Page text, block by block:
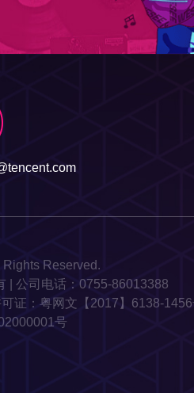
Reserved.
| 公司电话：0755-86013388
证：粤网文【2017】6138-1456
号